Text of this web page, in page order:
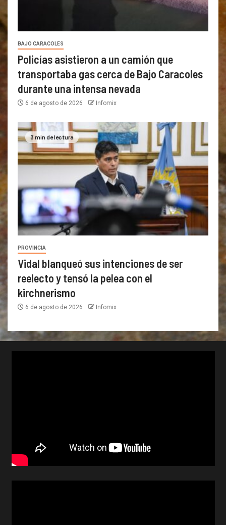
BAJO CARACOLES
Policías asistieron a un camión que
transportaba gas cerca de Bajo Caracoles
durante una intensa nevada
6 de agosto de 2026 Infomix
3 min de lectura
PROVINCIA
Vidal blanqueó sus intenciones de ser
reelecto y tensó la pelea con el
kirchnerismo
6 de agosto de 2026 Infomix